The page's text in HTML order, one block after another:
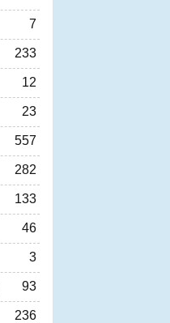
7
233
12
23
557
282
133
46
3
93
236